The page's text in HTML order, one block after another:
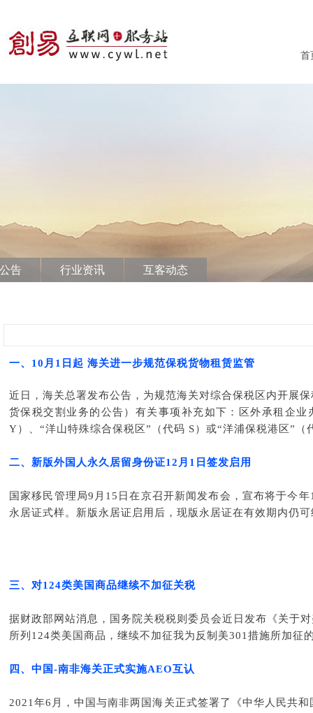
首
告 行业资讯 互客动态
一、 10月1日起 海关进一步规范保税货物租赁监管
近日，海关总署发布公告，为规范海关对综合保税区内开展
货保税交割业务的公告）有关事项补充如下：区外承租企
Y）、“洋山特殊综合保税区”（代码 S）或“洋浦保税港区”
二、 新版外国人永久居留身份证12月1日签发启用
国家移民管理局9月15日在京召开新闻发布会，宣布将于今
永居证式样。新版永居证启用后，现版永居证在有效期内仍
三、 对124类美国商品继续不加征关税
据财政部网站消息，国务院关税税则委员会近日发布《关于
所列124类美国商品，继续不加征我为反制美301措施所加征
四、 中国-南非海关正式实施AEO互认
2021年6月，中国与南非两国海关正式签署了《中华人民共